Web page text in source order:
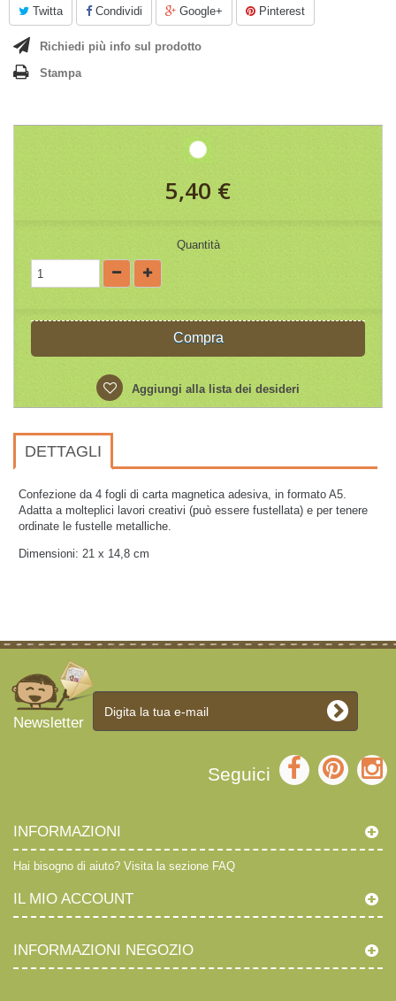
Twitta Condividi Google+ Pinterest
Richiedi più info sul prodotto
Stampa
5,40 €
Quantità
Compra
Aggiungi alla lista dei desideri
DETTAGLI
Confezione da 4 fogli di carta magnetica adesiva, in formato A5.
Adatta a molteplici lavori creativi (può essere fustellata) e per tenere
ordinate le fustelle metalliche.
Dimensioni: 21 x 14,8 cm
Newsletter
Seguici
INFORMAZIONI
Hai bisogno di aiuto? Visita la sezione FAQ
IL MIO ACCOUNT
INFORMAZIONI NEGOZIO